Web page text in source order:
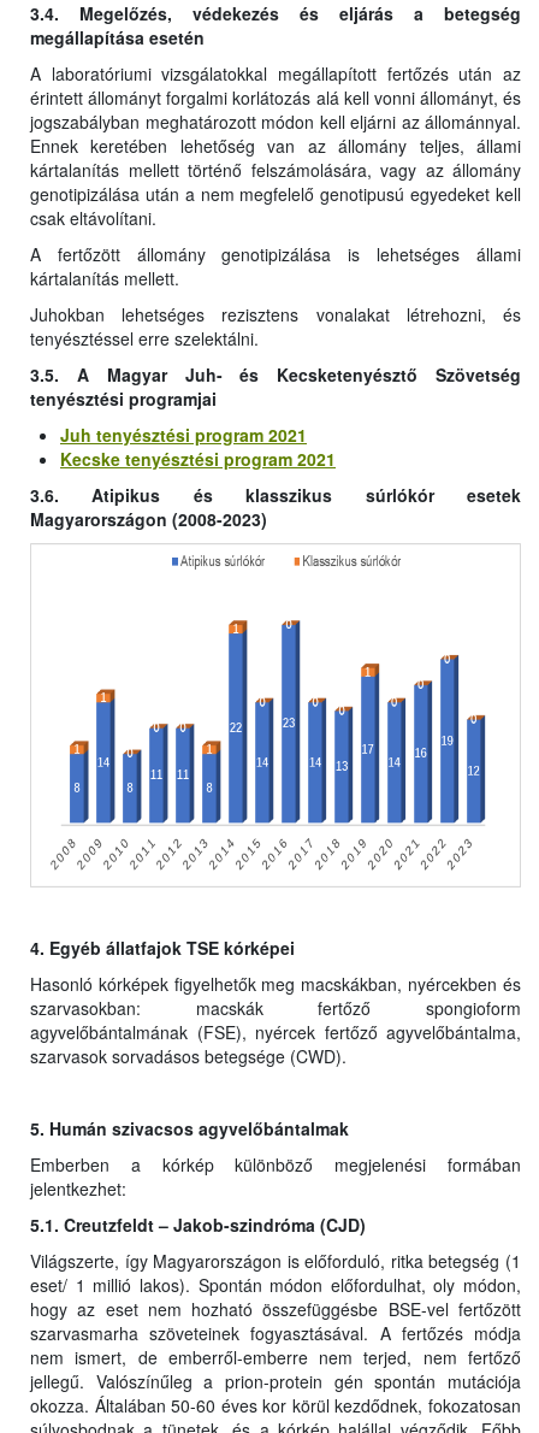
3.4. Megelőzés, védekezés és eljárás a betegség
megállapítása esetén
A laboratóriumi vizsgálatokkal megállapított fertőzés után az
érintett állományt forgalmi korlátozás alá kell vonni állományt, és
jogszabályban meghatározott módon kell eljárni az állománnyal.
Ennek keretében lehetőség van az állomány teljes, állami
kártalanítás mellett történő felszámolására, vagy az állomány
genotipizálása után a nem megfelelő genotipusú egyedeket kell
csak eltávolítani.
A fertőzött állomány genotipizálása is lehetséges állami
kártalanítás mellett.
Juhokban lehetséges rezisztens vonalakat létrehozni, és
tenyésztéssel erre szelektálni.
3.5. A Magyar Juh- és Kecsketenyésztő Szövetség
tenyésztési programjai
Juh tenyésztési program 2021
Kecske tenyésztési program 2021
3.6. Atipikus és klasszikus súrlókór esetek
Magyarországon (2008-2023)
4. Egyéb állatfajok TSE kórképei
Hasonló kórképek figyelhetők meg macskákban, nyércekben és
szarvasokban: macskák fertőző spongioform
agyvelőbántalmának (FSE), nyércek fertőző agyvelőbántalma,
szarvasok sorvadásos betegsége (CWD).
5. Humán szivacsos agyvelőbántalmak
Emberben a kórkép különböző megjelenési formában
jelentkezhet:
5.1. Creutzfeldt – Jakob-szindróma (CJD)
Világszerte, így Magyarországon is előforduló, ritka betegség (1
eset/ 1 millió lakos). Spontán módon előfordulhat, oly módon,
hogy az eset nem hozható összefüggésbe BSE-vel fertőzött
szarvasmarha szöveteinek fogyasztásával. A fertőzés módja
nem ismert, de emberről-emberre nem terjed, nem fertőző
jellegű. Valószínűleg a prion-protein gén spontán mutációja
okozza. Általában 50-60 éves kor körül kezdődnek, fokozatosan